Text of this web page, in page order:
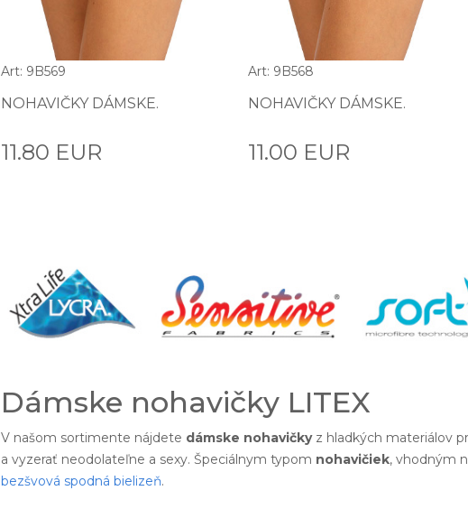
Art: 9B569
NOHAVIČKY DÁMSKE.
11.80 EUR
Art: 9B568
NOHAVIČKY DÁMSKE.
11.00 EUR
Dámske nohavičky LITEX
V našom sortimente nájdete dámske nohavičkyz hladkých materiálov
a vyzerať neodolateľne a sexy. Špeciálnym typom nohavičiek, vhodným
bezšvová spodná bielizeň.